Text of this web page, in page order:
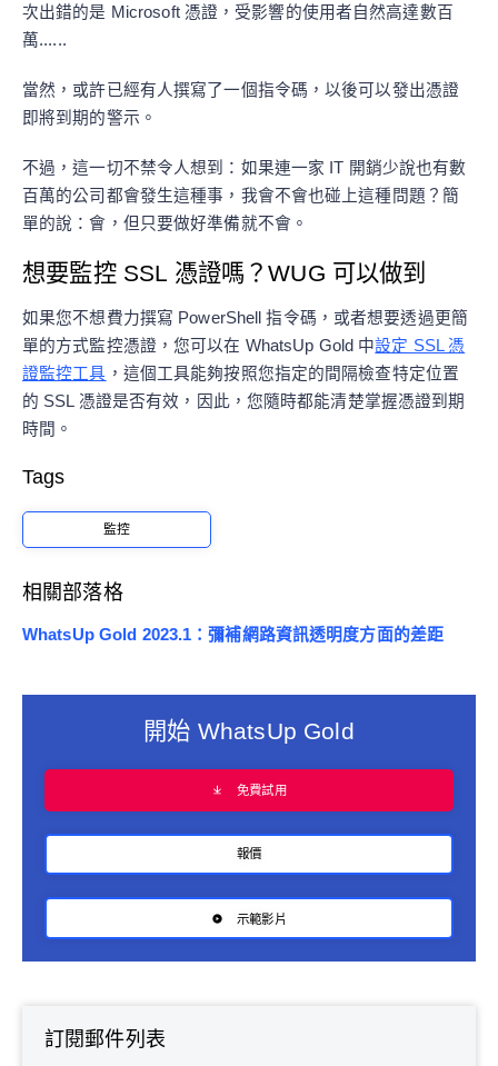
次出錯的是 Microsoft 憑證，受影響的使用者自然高達數百
萬......
當然，或許已經有人撰寫了一個指令碼，以後可以發出憑證
即將到期的警示。
不過，這一切不禁令人想到：如果連一家 IT 開銷少說也有數
百萬的公司都會發生這種事，我會不會也碰上這種問題？簡
單的說：會，但只要做好準備就不會。
想要監控 SSL 憑證嗎？WUG 可以做到
如果您不想費力撰寫 PowerShell 指令碼，或者想要透過更簡
單的方式監控憑證，您可以在 WhatsUp Gold 中設定 SSL 憑
證監控工具 ，這個工具能夠按照您指定的間隔檢查特定位置
的 SSL 憑證是否有效，因此，您隨時都能清楚掌握憑證到期
時間。
Tags
監控
相關部落格
WhatsUp Gold 2023.1：彌補網路資訊透明度方面的差距
開始 WhatsUp Gold
免費試用
報價
示範影片
訂閱郵件列表